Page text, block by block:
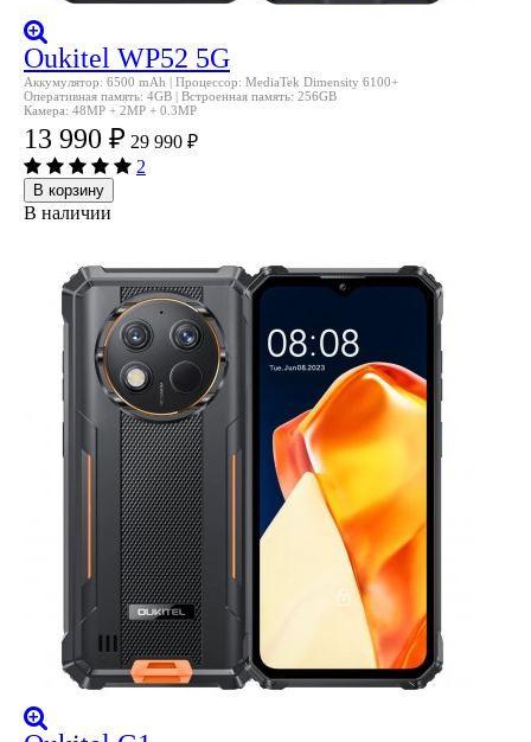
Oukitel WP52 5G
Аккумулятор: 6500 mAh | Процессор: MediaTek Dimensity 6100+
Оперативная память: 4GB | Встроенная память: 256GB
Камера: 48MP + 2MP + 0.3MP
13 990 ₽ 29 990 ₽
2
В корзину
В наличии